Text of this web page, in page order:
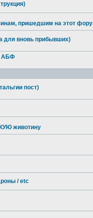
пришедшим на этот
для вновь прибывших)
АБФ
пост)
животину
/ etc